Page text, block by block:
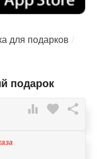
для подарков
подарок
 favorite 